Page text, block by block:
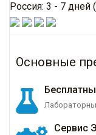
Россия: 3 - 7
Основные
Сервис